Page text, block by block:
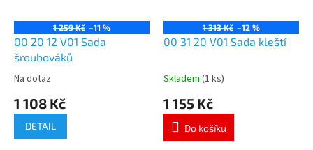
1 259 Kč –11 %
00 20 12 V01 Sada
šroubováků
Na dotaz
1 108 Kč
DETAIL
1 313 Kč –12 %
00 31 20 V01 Sada kleští
Skladem (1 ks)
1 155 Kč
Do košíku